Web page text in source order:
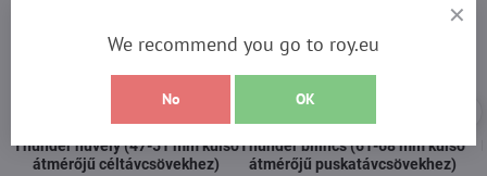
Thunder hüvely (47-51 mm külső
átmérőjű céltávcsövekhez)
Thunder bilincs (61-68 mm külső
átmérőjű puskatávcsövekhez)
We recommend you go to roy.eu
No OK